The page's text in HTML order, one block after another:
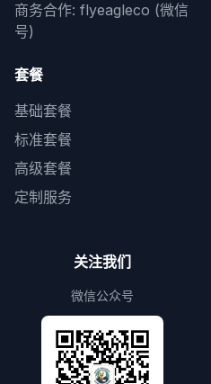
商务合作: flyeagleco (微信
号)
套餐
基础套餐
标准套餐
高级套餐
定制服务
关注我们
微信公众号